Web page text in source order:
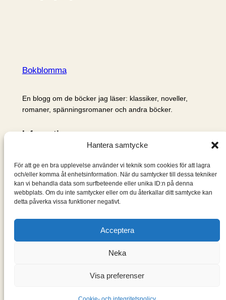
Hantera samtycke
För att ge en bra upplevelse använder vi teknik som cookies för att lagra
och/eller komma åt enhetsinformation. När du samtycker till dessa tekniker
kan vi behandla data som surfbeteende eller unika ID:n på denna
webbplats. Om du inte samtycker eller om du återkallar ditt samtycke kan
detta påverka vissa funktioner negativt.
Acceptera
Neka
Visa preferenser
Bokblomma
En blogg om de böcker jag läser: klassiker, noveller,
romaner, spänningsromaner och andra böcker.
Information
Om mig & om bloggen
S
ö
k
WordPress